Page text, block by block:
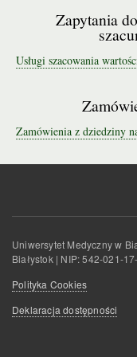
Zapytania
Usługi szacowania
Zamówienia z dziedziny
Uniwersytet Medyczny w
Białystok | NIP: 542-021-
Polityka Cookies
Deklaracja dostępności